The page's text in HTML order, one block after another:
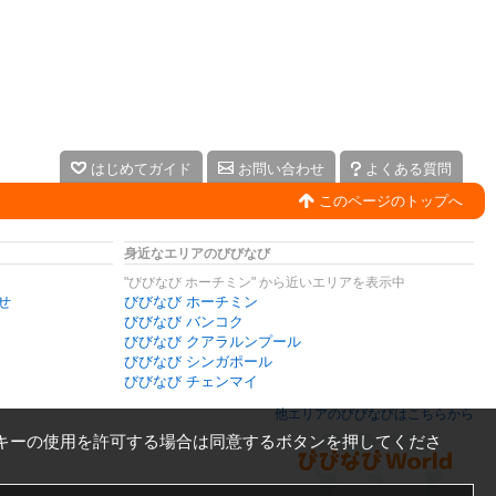
はじめてガイド お問い合わせ
よくある質問
このページのトップへ
身近なエリアのびびなび
"びびなび ホーチミン" から近いエリアを表示中
びびなび ホーチミン
びびなび バンコク
びびなび クアラルンプール
びびなび シンガポール
びびなび チェンマイ
他エリアのびびなびはこちらから
ーの使用を許可する場合は同意するボタンを押してくださ